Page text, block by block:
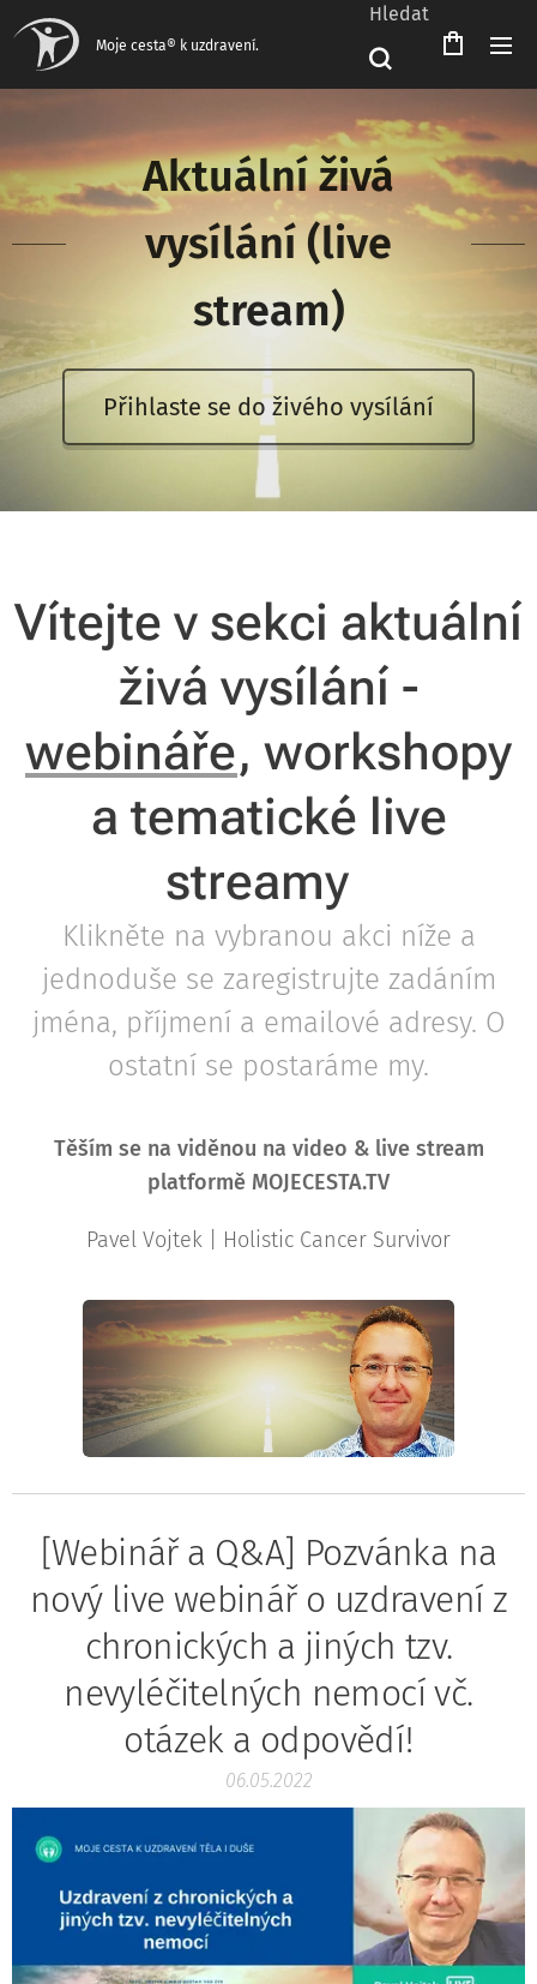
Moje cesta® k uzdravení.
Hledat
Aktuální živá
vysílání (live
stream)
Přihlaste se do živého vysílání
Čeština‎
Vítejte v sekci aktuální
živá vysílání -
webináře, workshopy
a tematické live
streamy
Klikněte na vybranou akci níže a
jednoduše se zaregistrujte zadáním
jména, příjmení a emailové adresy. O
ostatní se postaráme my.
Těším se na viděnou na video & live stream
platformě MOJECESTA.TV
Pavel Vojtek | Holistic Cancer Survivor
[Webinář a Q&A] Pozvánka na
nový live webinář o uzdravení z
chronických a jiných tzv.
nevyléčitelných nemocí vč.
otázek a odpovědí!
06.05.2022